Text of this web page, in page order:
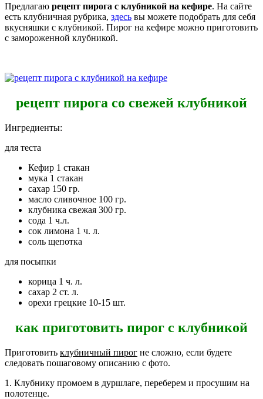
Предлагаю рецепт пирога с клубникой на кефире. На сайте
есть клубничная рубрика, здесь вы можете подобрать для себя
вкусняшки с клубникой. Пирог на кефире можно приготовить
с замороженной клубникой.
рецепт пирога со свежей клубникой
Ингредиенты:
для теста
Кефир 1 стакан
мука 1 стакан
сахар 150 гр.
масло сливочное 100 гр.
клубника свежая 300 гр.
сода 1 ч.л.
сок лимона 1 ч. л.
соль щепотка
для посыпки
корица 1 ч. л.
сахар 2 ст. л.
орехи грецкие 10-15 шт.
как приготовить пирог с клубникой
Приготовить клубничный пирог не сложно, если будете
следовать пошаговому описанию с фото.
1. Клубнику промоем в дуршлаге, переберем и просушим на
полотенце.